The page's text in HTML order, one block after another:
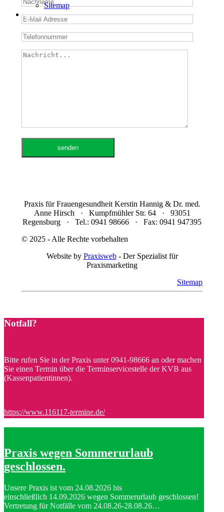
Sitemap
Termin
Praxis für Frauengesundheit Kerstin Hannig & Dr. med.
Anne Hirsch · Kumpfmühler Str. 64 · 93051
Regensburg · Tel.: 0941 98666 · Fax: 0941 947395
© 2025 - Alle Rechte vorbehalten
Website by Praxisweb- Der Spezialist für
Praxismarketing
Sitemap
Notfall?
Bitte rufen Sie in der Praxis unter 0941-98666 an oder machen
Sie einen Termin über die Terminservicestelle der KVB aus
(Kassenpatientinnen).
https://www.116117-termine.de/
Praxis wegen Sommerurlaub
geschlossen.
Unsere Praxis ist vom 24.08.2026 bis
einschließlich 14.09.2026 wegen Sommerurlaub geschlossen!
Vertretung für Notfälle vom 24.08.26-28.08.26…